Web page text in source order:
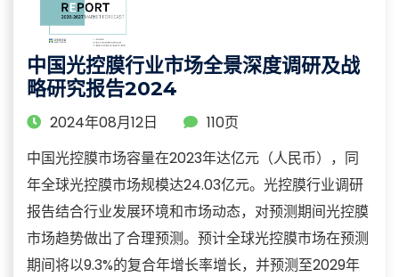
中国光控膜行业市场全景深度调研及战
略研究报告2024
2024年08月12日
110页
中国光控膜市场容量在2023年达亿元（人民币），同
年全球光控膜市场规模达24.03亿元。光控膜行业调研
报告结合行业发展环境和市场动态，对预测期间光控膜
市场趋势做出了合理预测。预计全球光控膜市场在预测
期间将以9.3%的复合年增长率增长，并预测至2029年